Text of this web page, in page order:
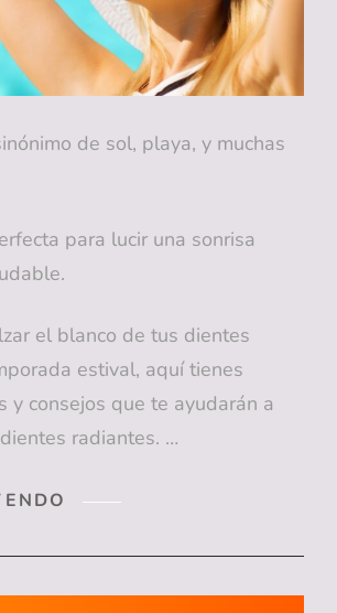
de sol, playa, y muchas
para lucir una sonrisa
el blanco de tus dientes
estival, aquí tienes
y consejos que te ayudarán a
radiantes. …
TRUCOS
REALZAR